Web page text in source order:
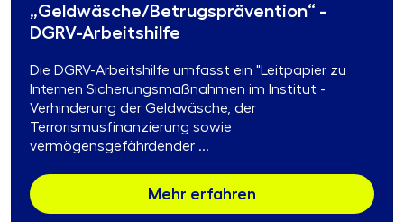
„Geldwäsche/Betrugsprävention“ -
DGRV-Arbeitshilfe
Die DGRV-Arbeitshilfe umfasst ein "Leitpapier zu
Internen Sicherungsmaßnahmen im Institut -
Verhinderung der Geldwäsche, der
Terrorismusfinanzierung sowie
vermögensgefährdender ...
Mehr erfahren